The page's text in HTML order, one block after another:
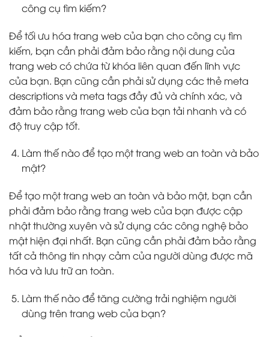
công cụ tìm kiếm?
Để tối ưu hóa trang web của bạn cho công cụ tìm
kiếm, bạn cần phải đảm bảo rằng nội dung của
trang web có chứa từ khóa liên quan đến lĩnh vực
của bạn. Bạn cũng cần phải sử dụng các thẻ meta
descriptions và meta tags đầy đủ và chính xác, và
đảm bảo rằng trang web của bạn tải nhanh và có
độ truy cập tốt.
Làm thế nào để tạo một trang web an toàn và bảo
mật?
Để tạo một trang web an toàn và bảo mật, bạn cần
phải đảm bảo rằng trang web của bạn được cập
nhật thường xuyên và sử dụng các công nghệ bảo
mật hiện đại nhất. Bạn cũng cần phải đảm bảo rằng
tất cả thông tin nhạy cảm của người dùng được mã
hóa và lưu trữ an toàn.
Làm thế nào để tăng cường trải nghiệm người
dùng trên trang web của bạn?